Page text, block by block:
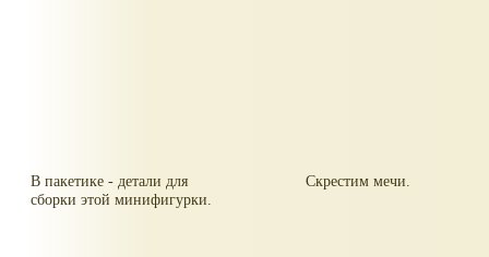
В пакетике - детали для
сборки этой минифигурки.
Скрестим мечи.